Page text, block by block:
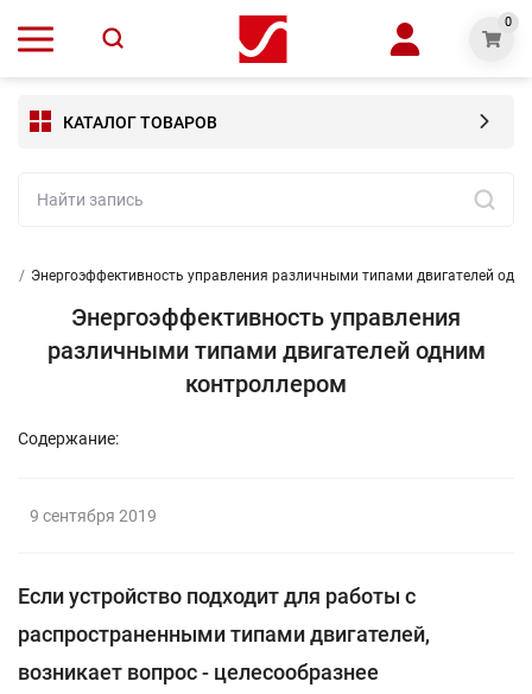
0
КАТАЛОГ ТОВАРОВ
/ Энергоэффективность управления различными типами двигателей
Энергоэффективность управления
различными типами двигателей одним
контроллером
Содержание:
9 сентября 2019
Если устройство подходит для работы с
распространенными типами двигателей,
возникает вопрос - целесообразнее